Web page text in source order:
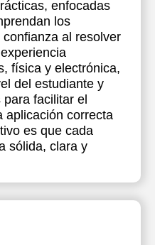
enfocadas
los
al resolver
física y electrónica,
del estudiante y
facilitar el
aplicación correcta
es que cada
sólida, clara y
18:00
18:30
19:00
19:30
20:00